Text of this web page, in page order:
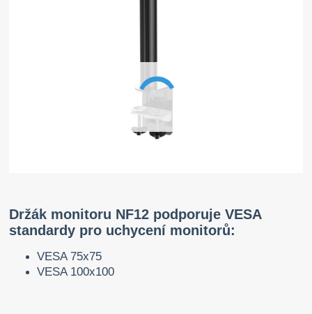
Držák monitoru NF12 podporuje VESA
standardy pro uchycení monitorů:
VESA 75x75
VESA 100x100